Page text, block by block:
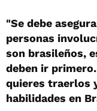
"Se debe
personas
son brasileños,
deben ir
quieres traerlos
habilidades en